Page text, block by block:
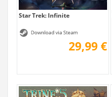
Star Trek: Infinite
29,99 €